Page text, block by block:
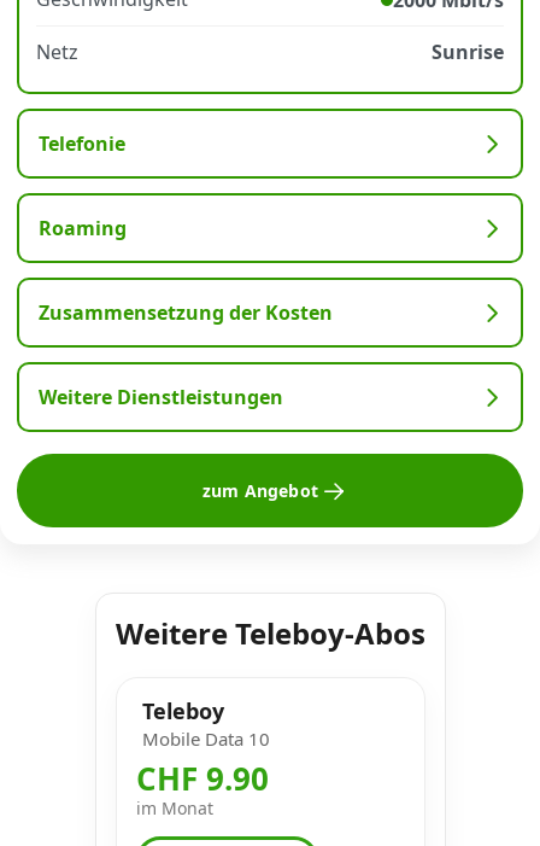
Netz
Sunrise
Telefonie
Roaming
Zusammensetzung der Kosten
Weitere Dienstleistungen
zum Angebot
Weitere Teleboy-Abos
Teleboy
Mobile Data 10
CHF 9.90
im Monat